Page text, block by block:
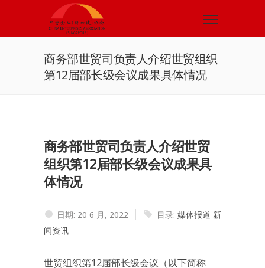
商务部世贸司负责人介绍世贸组织
第12届部长级会议成果具体情况
商务部世贸司负责人介绍世贸
组织第12届部长级会议成果具
体情况
日期: 20 6 月, 2022 目录: 媒体报道 新
闻资讯
世贸组织第12届部长级会议（以下简称